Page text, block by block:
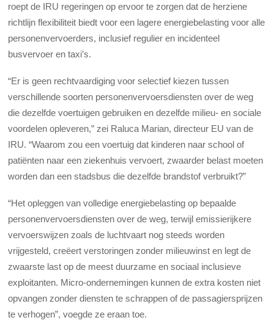
roept de IRU regeringen op ervoor te zorgen dat de herziene
richtlijn flexibiliteit biedt voor een lagere energiebelasting voor alle
personenvervoerders, inclusief regulier en incidenteel
busvervoer en taxi’s.
“Er is geen rechtvaardiging voor selectief kiezen tussen
verschillende soorten personenvervoersdiensten over de weg
die dezelfde voertuigen gebruiken en dezelfde milieu- en sociale
voordelen opleveren,” zei Raluca Marian, directeur EU van de
IRU. “Waarom zou een voertuig dat kinderen naar school of
patiënten naar een ziekenhuis vervoert, zwaarder belast moeten
worden dan een stadsbus die dezelfde brandstof verbruikt?”
“Het opleggen van volledige energiebelasting op bepaalde
personenvervoersdiensten over de weg, terwijl emissierijkere
vervoerswijzen zoals de luchtvaart nog steeds worden
vrijgesteld, creëert verstoringen zonder milieuwinst en legt de
zwaarste last op de meest duurzame en sociaal inclusieve
exploitanten. Micro-ondernemingen kunnen de extra kosten niet
opvangen zonder diensten te schrappen of de passagiersprijzen
te verhogen”, voegde ze eraan toe.